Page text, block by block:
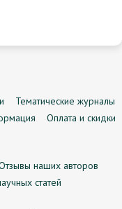
Тематические журналы
Оплата и скидки
наших авторов
статей